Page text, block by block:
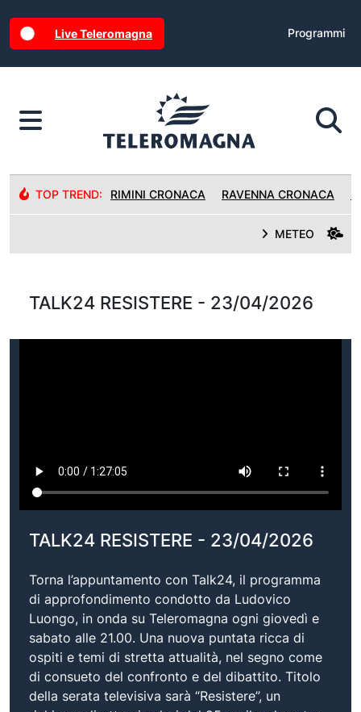
Live Teleromagna Programmi
TOP TREND: RIMINI CRONACA RAVENNA CRONACA
METEO
TALK24 RESISTERE - 23/04/2026
TALK24 RESISTERE - 23/04/2026
Torna l’appuntamento con Talk24, il programma
di approfondimento condotto da Ludovico
Luongo, in onda su Teleromagna ogni giovedì e
sabato alle 21.00. Una nuova puntata ricca di
ospiti e temi di stretta attualità, nel segno come
di consueto del confronto e del dibattito. Titolo
della serata televisiva sarà “Resistere”, un